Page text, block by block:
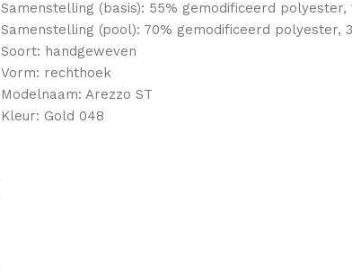
Samenstelling (basis): 55% gemodificeerd polyester,
Samenstelling (pool): 70% gemodificeerd polyester,
Soort: handgeweven
Vorm: rechthoek
Modelnaam: Arezzo ST
Kleur: Gold 048